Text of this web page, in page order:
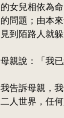
的女兒相依為
的問題；由本
見到陌路人就
母親說：「我
我告訴母親，
二人世界，任